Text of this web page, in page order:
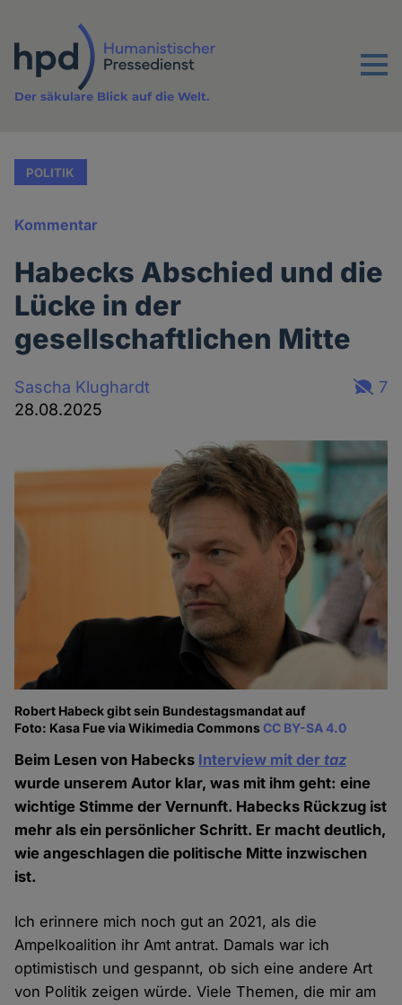
Inhalt
Menu
Der säkulare Blick auf die Welt.
POLITIK
Kommentar
Habecks Abschied und die
Lücke in der
gesellschaftlichen Mitte
Sascha Klughardt
28.08.2025
7
Robert Habeck gibt sein Bundestagsmandat auf
Foto: Kasa Fue via Wikimedia CommonsCC BY-SA 4.0
Beim Lesen von Habecks Interview mit der taz
wurde unserem Autor klar, was mit ihm geht: eine
wichtige Stimme der Vernunft. Habecks Rückzug ist
mehr als ein persönlicher Schritt. Er macht deutlich,
wie angeschlagen die politische Mitte inzwischen
ist.
Ich erinnere mich noch gut an 2021, als die
Ampelkoalition ihr Amt antrat. Damals war ich
optimistisch und gespannt, ob sich eine andere Art
von Politik zeigen würde. Viele Themen, die mir am